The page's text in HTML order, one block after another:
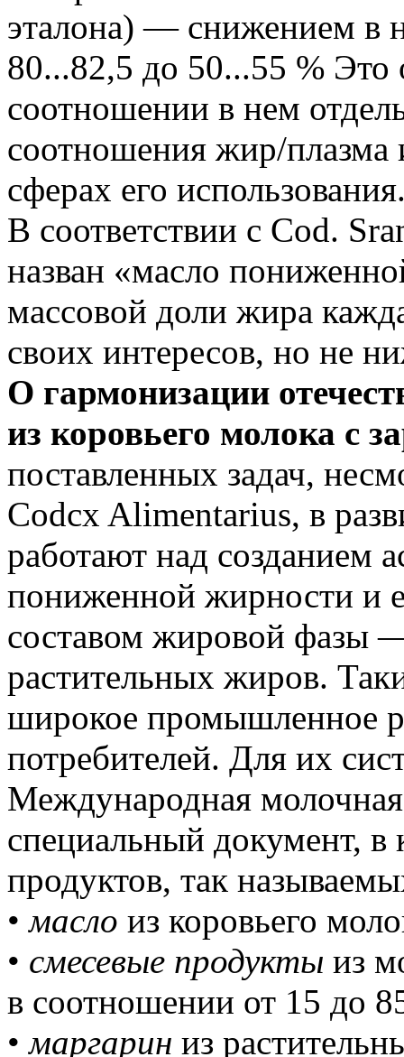
эталона) — снижением в
80...82,5 до 50...55 % Это
соотношении в нем
соотношения жир/плазма
сферах его
В соответствии с Cod.
назван «масло
массовой доли жира
своих интересов, но не
О гармонизации
из коровьего молока с
поставленных задач,
Codcx Alimentarius, в
работают над созданием
пониженной жирности и
составом жировой фазы
растительных жиров.
широкое промышленное
потребителей. Для их
Международная
специальный документ,
продуктов, так
•масло из коровьего
• смесевые продукты из
в соотношении от 15 до
•маргарин из